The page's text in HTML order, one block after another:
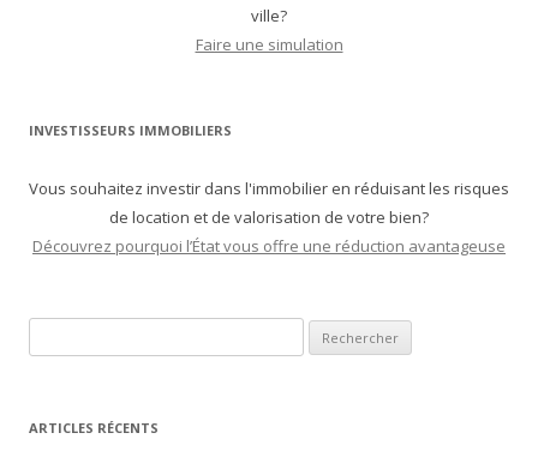
ville?
Faire une simulation
INVESTISSEURS IMMOBILIERS
Vous souhaitez investir dans l'immobilier en réduisant les risques
de location et de valorisation de votre bien?
Découvrez pourquoi l’État vous offre une réduction avantageuse
ARTICLES RÉCENTS